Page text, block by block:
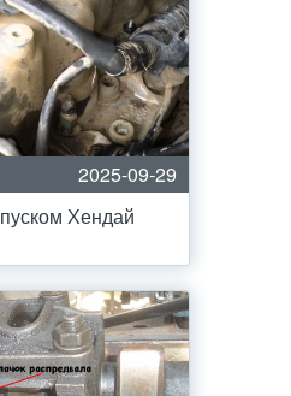
2025-09-29
Хендай